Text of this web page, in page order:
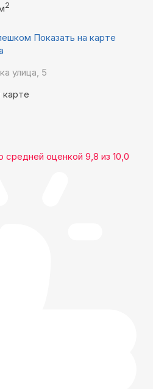
2
Показать на карте
улица, 5
карте
средней оценкой 9,8 из 10,0